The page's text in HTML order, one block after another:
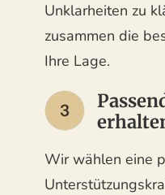
Unklarheiten zu
zusammen die
Ihre Lage.
Wir wählen eine